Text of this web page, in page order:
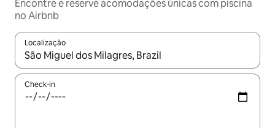
Encontre e reserve acomodações únicas com piscina
no Airbnb
Localização
Quando os resultados estiverem disponíveis, explore-os
Check-in